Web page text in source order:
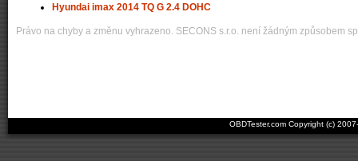
Hyundai imax 2014 TQ G 2.4 DOHC
Právo na chyby a změnu vyhrazeno. SECONS s.r.o. není žádným způsobem
OBDTester.com Copyright (c)